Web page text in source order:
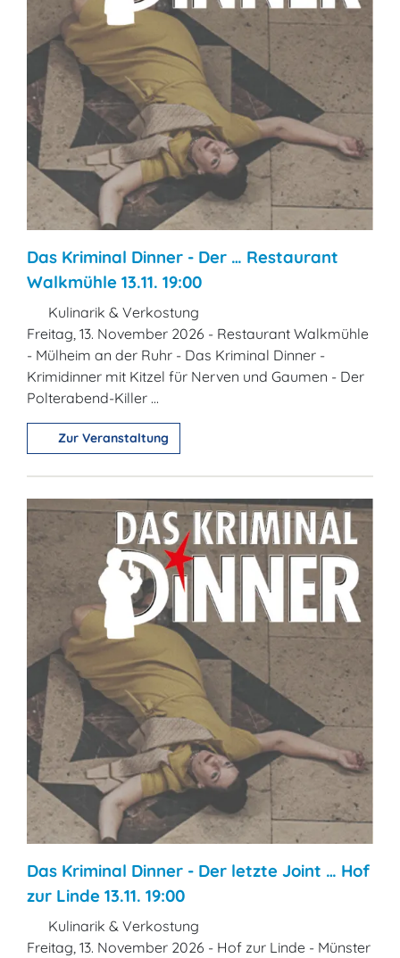
Das Kriminal Dinner - Der … Restaurant
Walkmühle 13.11. 19:00
Kulinarik & Verkostung
Freitag, 13. November 2026 - Restaurant Walkmühle
- Mülheim an der Ruhr - Das Kriminal Dinner -
Krimidinner mit Kitzel für Nerven und Gaumen - Der
Polterabend-Killer ...
Zur Veranstaltung
Das Kriminal Dinner - Der letzte Joint … Hof
zur Linde 13.11. 19:00
Kulinarik & Verkostung
Freitag, 13. November 2026 - Hof zur Linde - Münster